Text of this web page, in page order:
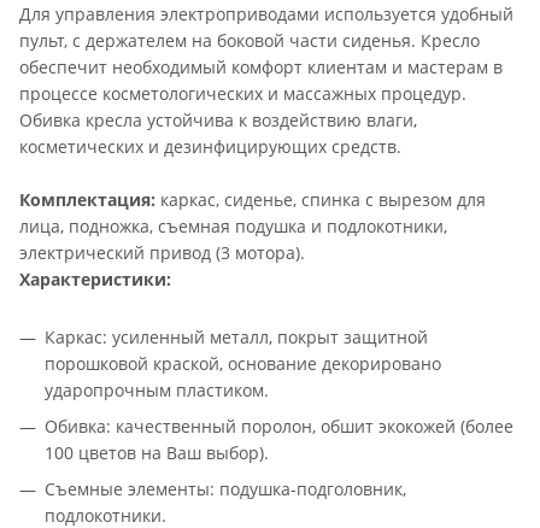
Для управления электроприводами используется удобный
пульт, с держателем на боковой части сиденья. Кресло
обеспечит необходимый комфорт клиентам и мастерам в
процессе косметологических и массажных процедур.
Обивка кресла устойчива к воздействию влаги,
косметических и дезинфицирующих средств.
Комплектация: каркас, сиденье, спинка с вырезом для
лица, подножка, съемная подушка и подлокотники,
электрический привод (3 мотора).
Характеристики:
Каркас: усиленный металл, покрыт защитной
порошковой краской, основание декорировано
ударопрочным пластиком.
Обивка: качественный поролон, обшит экокожей (более
100 цветов на Ваш выбор).
Съемные элементы: подушка-подголовник,
подлокотники.